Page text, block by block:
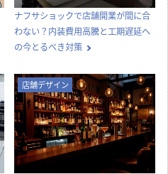
ナフサショックで店舗開業が間に合
わない？内装費用高騰と工期遅延へ
の今とるべき対策
店舗デザイン